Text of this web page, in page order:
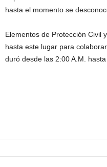
hasta el momento se
Elementos de Protección Civil
hasta este lugar para
duró desde las 2:00 A.M. hasta